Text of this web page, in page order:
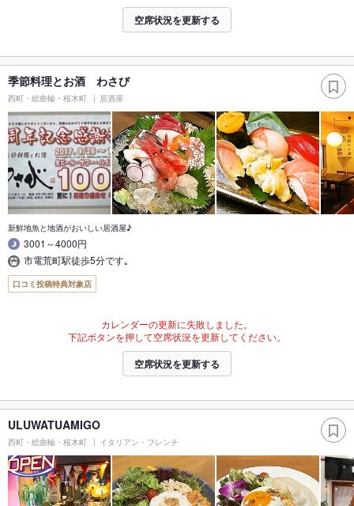
空席状況を更新する
季節料理とお酒 わさび
西町・総曲輪・桜木町 居酒屋
新鮮地魚と地酒がおいしい居酒屋♪
3001～4000円
市電荒町駅徒歩5分です｡
口コミ投稿特典対象店
カレンダーの更新に失敗しました。
下記ボタンを押して空席状況を更新してください。
空席状況を更新する
ULUWATUAMIGO
西町・総曲輪・桜木町 イタリアン・フレンチ